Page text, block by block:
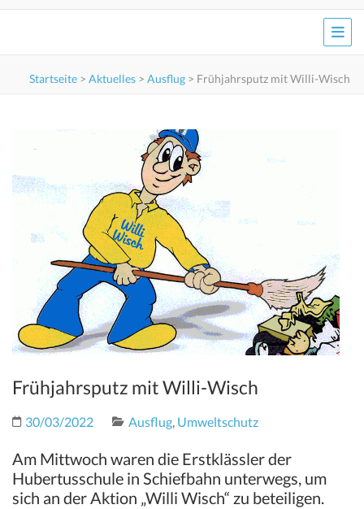
Startseite > Aktuelles > Ausflug > Frühjahrsputz mit Willi-Wisch
Frühjahrsputz mit Willi-Wisch
30/03/2022 Ausflug, Umweltschutz
Am Mittwoch waren die Erstklässler der
Hubertusschule in Schiefbahn unterwegs, um
sich an der Aktion „Willi Wisch“ zu beteiligen.